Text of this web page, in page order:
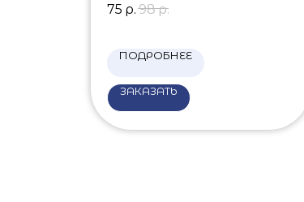
75 р. 98 р.
ПОДРОБНЕЕ
ЗАКАЗАТЬ